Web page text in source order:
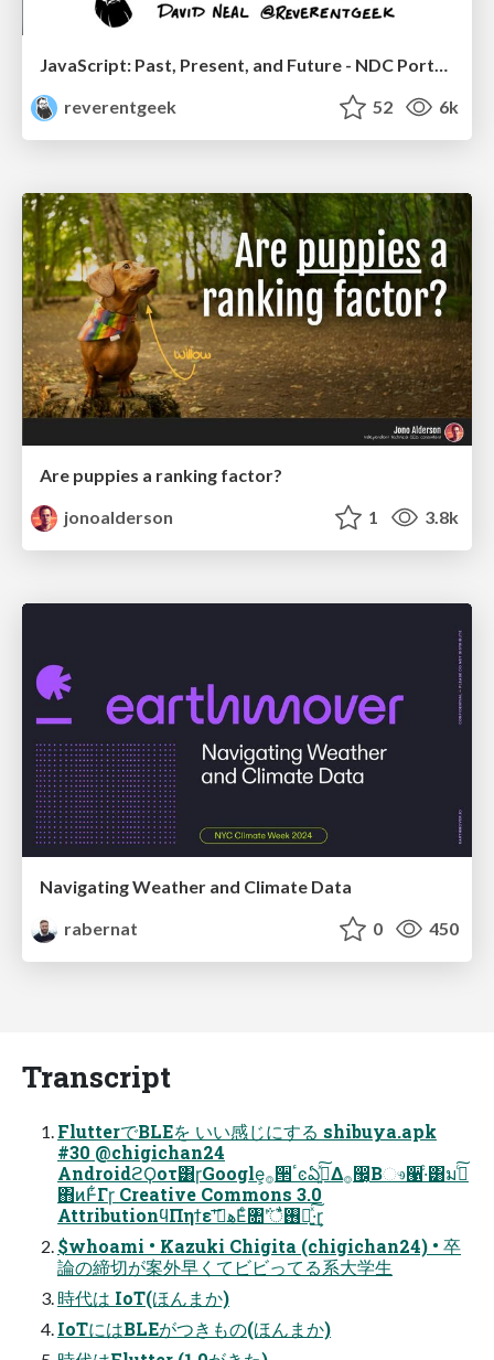
JavaScript: Past, Present, and Future - NDC Porto 2020
reverentgeek
52 6k
Are puppies a ranking factor?
jonoalderson
1 3.8k
Navigating Weather and Climate Data
rabernat
0 450
Transcript
FlutterでBLEを いい感じにする shibuya.apk
#30 @chigichan24
AndroidϩϘοτ͸ɼGoogle͕࡞੒ٴͼఏڙ͍ͯ͠Δ࡞඼͔Βෳ੡·ͨ͸มߋͨ͠
΋ͷͰ͋Γɼ Creative Commons 3.0
AttributionϥΠηϯεʹهࡌ͞Εͨ৚݅ʹैͬͯ࢖༻͍ͯ͠·͢ɽ
$whoami • Kazuki Chigita (chigichan24) • 卒
論の締切が案外早くてビビってる系大学生
時代は IoT(ほんまか)
IoTにはBLEがつきもの(ほんまか)